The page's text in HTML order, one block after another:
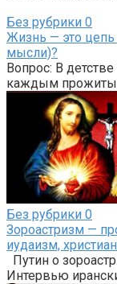
Без рубрики 0
Жизнь — это цепь
мысли)?
Вопрос: В
каждым
Без рубрики 0
Зороастризм —
иудаизм,
Путин о
Интервью